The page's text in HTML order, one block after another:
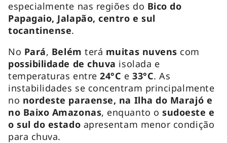
especialmente nas regiões do Bico do
Papagaio, Jalapão, centro e sul
tocantinense.
No Pará, Belémterá muitas nuvens com
possibilidade de chuva isolada e
temperaturas entre 24°C e33°C. As
instabilidades se concentram principalmente
no nordeste paraense, na Ilha do Marajó e
no Baixo Amazonas, enquanto o sudoeste e
o sul do estado apresentam menor condição
para chuva.